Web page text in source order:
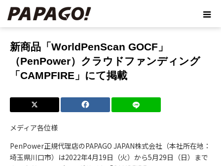
ブログ 新商品「WorldPenScan GOCF」（PenPower）
クラウドファンディング「CAMPFIRE」にて掲載
新商品「WorldPenScan GOCF」
（PenPower）クラウドファンディング
「CAMPFIRE」にて掲載
メディア各位様
PenPower正規代理店のPAPAGO JAPAN株式会社（本社所在地：
埼玉県川口市）は2022年4月19日（火）から5月29日（日）まで